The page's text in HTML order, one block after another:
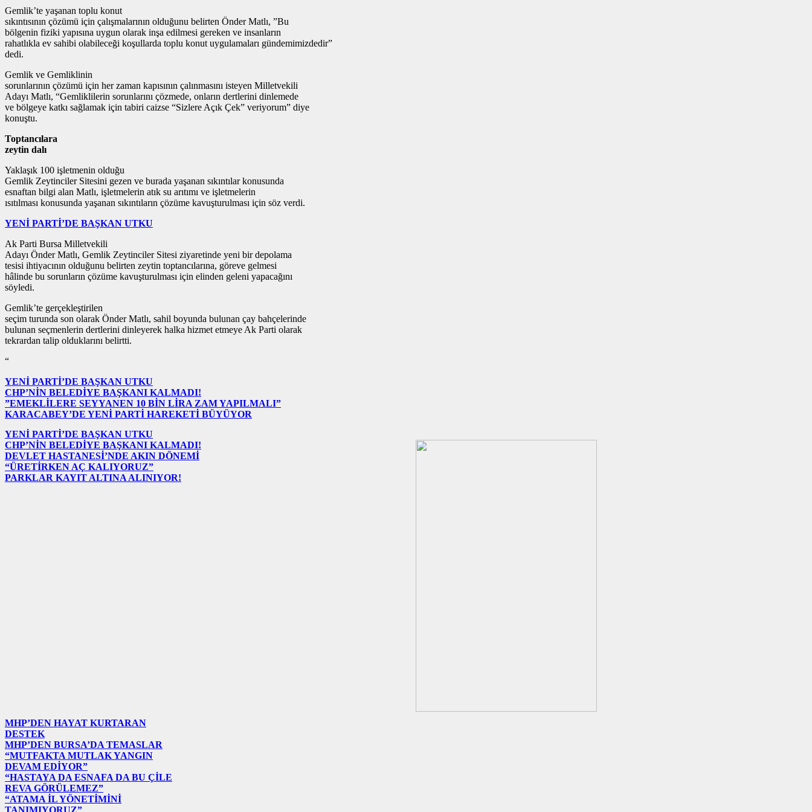
Gemlik’te yaşanan toplu konut
sıkıntısının çözümü için çalışmalarının olduğunu belirten Önder Matlı, ”Bu
bölgenin fiziki yapısına uygun olarak inşa edilmesi gereken ve insanların
rahatlıkla ev sahibi olabileceği koşullarda toplu konut uygulamaları gündemimizdedir”
dedi.
Gemlik ve Gemliklinin
sorunlarının çözümü için her zaman kapısının çalınmasını isteyen Milletvekili
Adayı Matlı, “Gemliklilerin sorunlarını çözmede, onların dertlerini dinlemede
ve bölgeye katkı sağlamak için tabiri caizse “Sizlere Açık Çek” veriyorum” diye
konuştu.
Toptancılara
zeytin dalı
Yaklaşık 100 işletmenin olduğu
Gemlik Zeytinciler Sitesini gezen ve burada yaşanan sıkıntılar konusunda
esnaftan bilgi alan Matlı, işletmelerin atık su arıtımı ve işletmelerin
ısıtılması konusunda yaşanan sıkıntıların çözüme kavuşturulması için söz verdi.
YENİ PARTİ’DE BAŞKAN UTKU
Ak Parti Bursa Milletvekili
Adayı Önder Matlı, Gemlik Zeytinciler Sitesi ziyaretinde yeni bir depolama
tesisi ihtiyacının olduğunu belirten zeytin toptancılarına, göreve gelmesi
hâlinde bu sorunların çözüme kavuşturulması için elinden geleni yapacağını
söyledi.
Gemlik’te gerçekleştirilen
seçim turunda son olarak Önder Matlı, sahil boyunda bulunan çay bahçelerinde
bulunan seçmenlerin dertlerini dinleyerek halka hizmet etmeye Ak Parti olarak
tekrardan talip olduklarını belirtti.
“
YENİ PARTİ’DE BAŞKAN UTKU
CHP’NİN BELEDİYE BAŞKANI KALMADI!
”EMEKLİLERE SEYYANEN 10 BİN LİRA ZAM YAPILMALI”
KARACABEY’DE YENİ PARTİ HAREKETİ BÜYÜYOR
YENİ PARTİ’DE BAŞKAN UTKU
CHP’NİN BELEDİYE BAŞKANI KALMADI!
DEVLET HASTANESİ’NDE AKIN DÖNEMİ
“ÜRETİRKEN AÇ KALIYORUZ”
PARKLAR KAYIT ALTINA ALINIYOR!
MHP’DEN HAYAT KURTARAN
DESTEK
MHP’DEN BURSA’DA TEMASLAR
“MUTFAKTA MUTLAK YANGIN
DEVAM EDİYOR”
“HASTAYA DA ESNAFA DA BU ÇİLE
REVA GÖRÜLEMEZ”
“ATAMA İL YÖNETİMİNİ